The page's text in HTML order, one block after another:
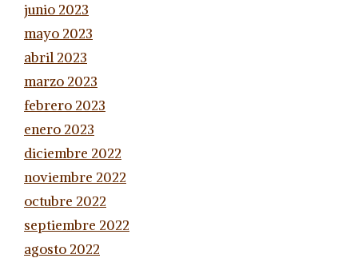
junio 2023
mayo 2023
abril 2023
marzo 2023
febrero 2023
enero 2023
diciembre 2022
noviembre 2022
octubre 2022
septiembre 2022
agosto 2022